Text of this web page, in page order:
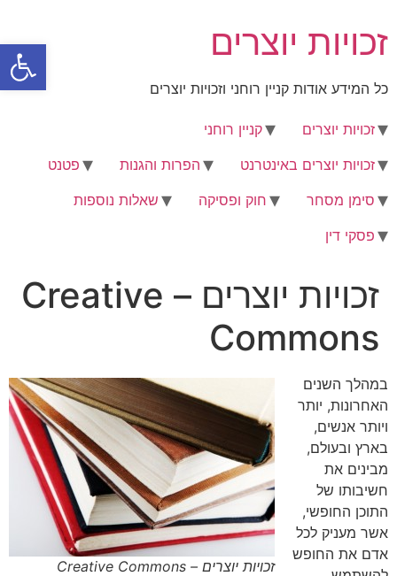
פתח
לתוכן
זכויות יוצרים
כל המידע אודות קניין רוחני וזכויות יוצרים
זכויות יוצרים
קניין רוחני
זכויות יוצרים באינטרנט
הפרות והגנות
פטנט
סימן מסחר
חוק ופסיקה
שאלות נוספות
פסקי דין
זכויות יוצרים – Creative
Commons
זכויות יוצרים – Creative Commons
במהלך השנים
האחרונות, יותר
ויותר אנשים,
בארץ ובעולם,
מבינים את
חשיבותו של
התוכן החופשי,
אשר מעניק לכל
אדם את החופש